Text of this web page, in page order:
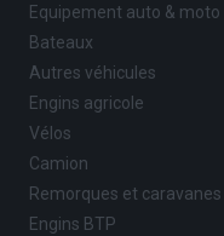
Equipement auto & moto
Bateaux
Autres véhicules
Engins agricole
Vélos
Camion
Remorques et caravanes
Engins BTP